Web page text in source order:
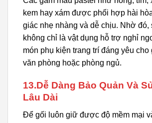
kem hay xám được phối hợp hài
giác nhẹ nhàng và dễ chịu. Nhờ đó,
không chỉ là vật dụng hỗ trợ nghỉ
món phụ kiện trang trí đáng yêu cho
văn phòng hoặc phòng ngủ.
13.Dễ Dàng Bảo Quản Và
Lâu Dài
Để gối luôn giữ được độ mềm mại